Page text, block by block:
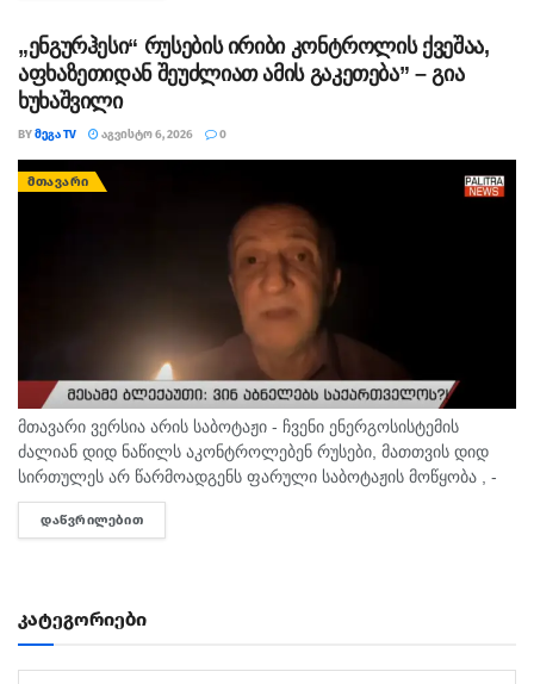
„ენგურჰესი“ რუსების ირიბი კონტროლის ქვეშაა,
აფხაზეთიდან შეუძლიათ ამის გაკეთება” – გია
ხუხაშვილი
BYᲛᲔᲒᲐ TV ᲐᲒᲕᲘᲡᲢᲝ 6, 2026 0
ᲛᲗᲐᲕᲐᲠᲘ
მთავარი ვერსია არის საბოტაჟი - ჩვენი ენერგოსისტემის
ძალიან დიდ ნაწილს აკონტროლებენ რუსები, მათთვის დიდ
სირთულეს არ წარმოადგენს ფარული საბოტაჟის მოწყობა , -
ამის შესახებ ანალიტიკოსმა გია ხუხაშვილმა „პალიტრანიუსის“
გადაცემაში „360...
ᲓᲐᲬᲕᲠᲘᲚᲔᲑᲘᲗ
კატეგორიები